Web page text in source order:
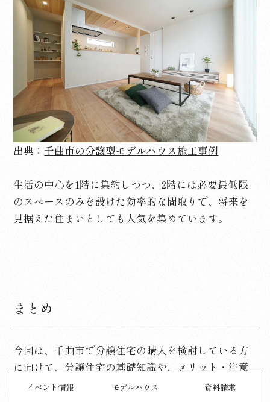
出典： 千曲市の分譲型モデルハウス施工事例
生活の中心を1階に集約しつつ、2階には必要最低限
のスペースのみを設けた効率的な間取りで、将来を
見据えた住まいとしても人気を集めています。
まとめ
今回は、千曲市で分譲住宅の購入を検討している方
に向けて、分譲住宅の基礎知識や、メリット・注意
点、お得に手に入れるためのポイントなどを詳しく
イベント情報 モデルハウス 資料請求